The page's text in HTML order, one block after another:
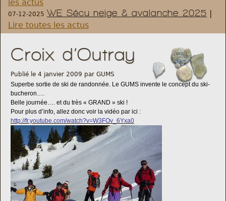
Règlement et statuts
Modalités d’inscriptions
Cartes découvertes
Comité Directeur
Frais kilométriques
Formation
Infos contact
les actus
07-12-2025 WE Sécu neige & avalanche 2025 |
Lire toutes les actus
Croix d’Outray
Publié le 4 janvier 2009 par GUMS
Superbe sortie de ski de randonnée. Le GUMS invente le concept du ski-
bucheron….
Belle journée…. et du très « GRAND » ski !
Pour plus d’info, allez donc voir la vidéo par ici :
http://fr.youtube.com/watch?v=W3FOv_6Yxa0